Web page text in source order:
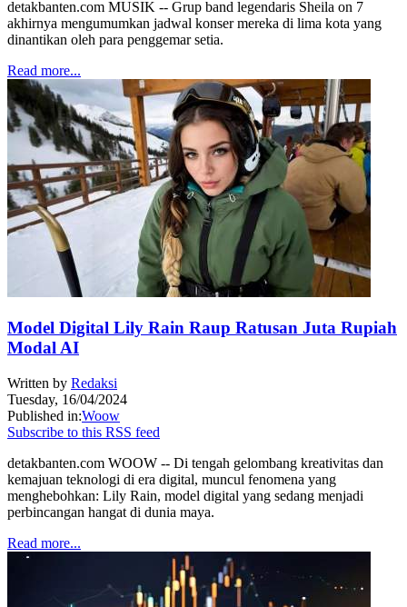
detakbanten.com MUSIK -- Grup band legendaris Sheila on 7
akhirnya mengumumkan jadwal konser mereka di lima kota yang
dinantikan oleh para penggemar setia.
Read more...
Model Digital Lily Rain Raup Ratusan Juta Rupiah
Modal AI
Written by Redaksi
Tuesday, 16/04/2024
Published in:Woow
Subscribe to this RSS feed
detakbanten.com WOOW -- Di tengah gelombang kreativitas dan
kemajuan teknologi di era digital, muncul fenomena yang
menghebohkan: Lily Rain, model digital yang sedang menjadi
perbincangan hangat di dunia maya.
Read more...